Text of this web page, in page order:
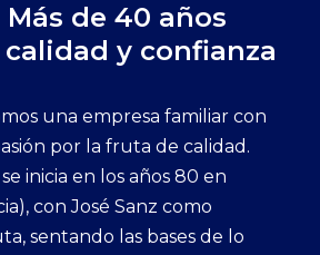
Más de 40 años
y confianza
una empresa familiar con
por la fruta de calidad.
inicia en los años 80 en
con José Sanz como
sentando las bases de lo